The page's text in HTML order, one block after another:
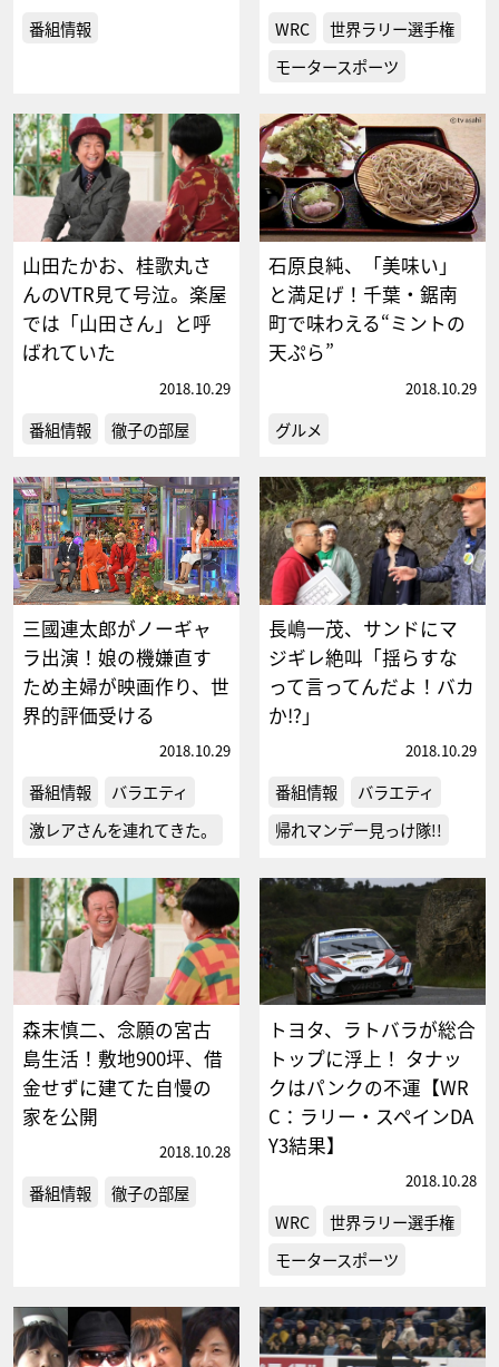
番組情報 WRC
世界ラリー選手権
モータースポーツ
山田たかお、桂歌丸さ
んのVTR見て号泣。楽屋
では「山田さん」と呼
ばれていた
2018.10.29
番組情報 徹子の部屋
石原良純、「美味い」
と満足げ！千葉・鋸南
町で味わえる“ミントの
天ぷら”
2018.10.29
グルメ
三國連太郎がノーギャ
ラ出演！娘の機嫌直す
ため主婦が映画作り、世
界的評価受ける
2018.10.29
番組情報
バラエティ
激レアさんを連れてきた。
長嶋一茂、サンドにマ
ジギレ絶叫「揺らすな
って言ってんだよ！バカ
か!?」
2018.10.29
番組情報
バラエティ
帰れマンデー見っけ隊!!
森末慎二、念願の宮古
島生活！敷地900坪、借
金せずに建てた自慢の
家を公開
2018.10.28
番組情報 徹子の部屋
トヨタ、ラトバラが総合
トップに浮上！ タナッ
クはパンクの不運【WR
C：ラリー・スペインDA
Y3結果】
2018.10.28
WRC
世界ラリー選手権
モータースポーツ